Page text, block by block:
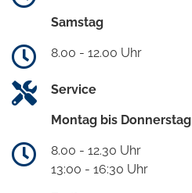
Samstag
8.00 - 12.00 Uhr
Service
Montag bis Donnerstag
8.00 - 12.30 Uhr
13:00 - 16:30 Uhr